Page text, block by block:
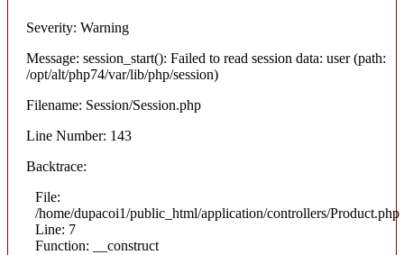
Severity: Warning
Message: session_start(): Failed to read session data: user (path:
/opt/alt/php74/var/lib/php/session)
Filename: Session/Session.php
Line Number: 143
Backtrace:
File:
/home/dupacoi1/public_html/application/controllers/Product.php
Line: 7
Function: __construct